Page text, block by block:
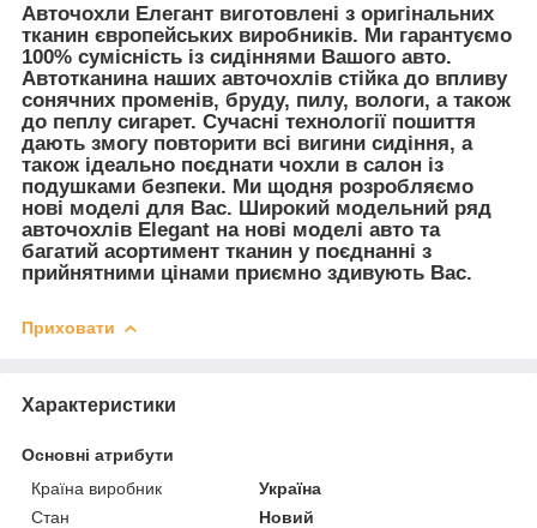
Авточохли Елегант виготовлені з оригінальних
тканин європейських виробників. Ми гарантуємо
100% сумісність із сидіннями Вашого авто.
Автотканина наших авточохлів стійка до впливу
сонячних променів, бруду, пилу, вологи, а також
до пеплу сигарет. Сучасні технології пошиття
дають змогу повторити всі вигини сидіння, а
також ідеально поєднати чохли в салон із
подушками безпеки. Ми щодня розробляємо
нові моделі для Вас. Широкий модельний ряд
авточохлів Elegant на нові моделі авто та
багатий асортимент тканин у поєднанні з
прийнятними цінами приємно здивують Вас.
Приховати
Характеристики
Основні атрибути
Країна виробник
Україна
Стан
Новий